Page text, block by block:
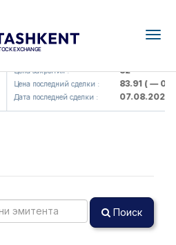
KFSK (<Kafolat sug'urta
Цена закрытия : 82
Цена последний сделки : 83.91( — 0.0 )
Дата последней сделки : 07.08.2026
Поиск